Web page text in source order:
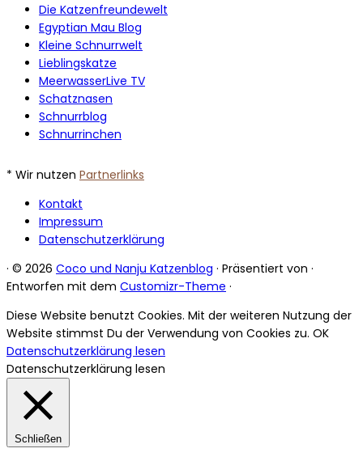
Die Katzenfreundewelt
Egyptian Mau Blog
Kleine Schnurrwelt
Lieblingskatze
MeerwasserLive TV
Schatznasen
Schnurrblog
Schnurrinchen
* Wir nutzen Partnerlinks
Kontakt
Impressum
Datenschutzerklärung
· © 2026 Coco und Nanju Katzenblog · Präsentiert von ·
Entworfen mit dem Customizr-Theme ·
Diese Website benutzt Cookies. Mit der weiteren Nutzung der
Website stimmst Du der Verwendung von Cookies zu. OK
Datenschutzerklärung lesen
Datenschutzerklärung lesen
Schließen